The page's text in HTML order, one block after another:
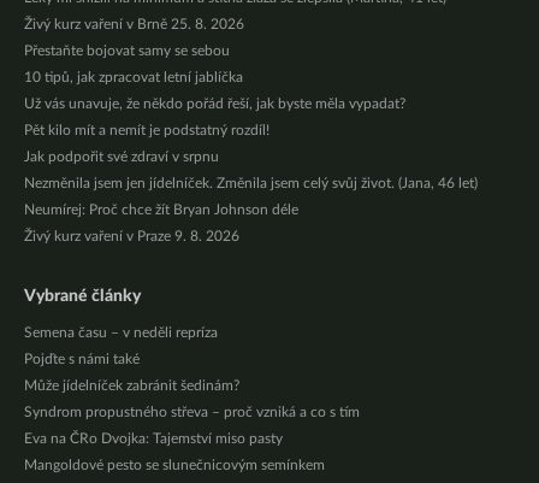
Živý kurz vaření v Brně 25. 8. 2026
Přestaňte bojovat samy se sebou
10 tipů, jak zpracovat letní jablíčka
Už vás unavuje, že někdo pořád řeší, jak byste měla vypadat?
Pět kilo mít a nemít je podstatný rozdíl!
Jak podpořit své zdraví v srpnu
Nezměnila jsem jen jídelníček. Změnila jsem celý svůj život. (Jana, 46 let)
Neumírej: Proč chce žít Bryan Johnson déle
Živý kurz vaření v Praze 9. 8. 2026
Vybrané články
Semena času – v neděli repríza
Pojďte s námi také
Může jídelníček zabránit šedinám?
Syndrom propustného střeva – proč vzniká a co s tím
Eva na ČRo Dvojka: Tajemství miso pasty
Mangoldové pesto se slunečnicovým semínkem